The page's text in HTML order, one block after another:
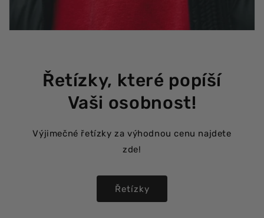
Řetízky, které popíší
Vaši osobnost!
Výjimečné řetízky za výhodnou cenu najdete
zde!
Řetízky